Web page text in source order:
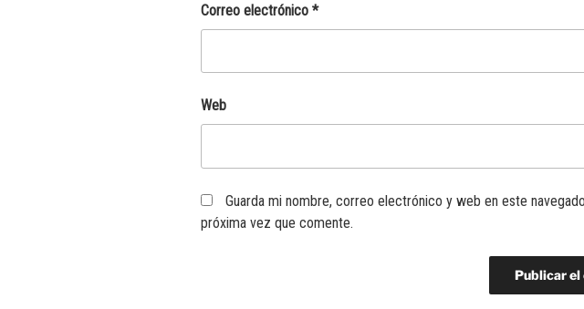
Correo electrónico *
Web
Guarda mi nombre, correo electrónico y web en este
próxima vez que comente.